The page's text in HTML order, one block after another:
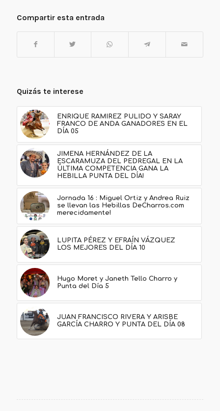
Compartir esta entrada
Quizás te interese
ENRIQUE RAMIREZ PULIDO Y SARAY
FRANCO DE ANDA GANADORES EN EL
DÍA 05
JIMENA HERNÁNDEZ DE LA
ESCARAMUZA DEL PEDREGAL EN LA
ÚLTIMA COMPETENCIA GANA LA
HEBILLA PUNTA DEL DÍA!
Jornada 16 : Miguel Ortiz y Andrea Ruiz
se llevan las Hebillas DeCharros.com
merecidamente!
LUPITA PÉREZ Y EFRAÍN VÁZQUEZ
LOS MEJORES DEL DÍA 10
Hugo Moret y Janeth Tello Charro y
Punta del Día 5
JUAN FRANCISCO RIVERA Y ARISBE
GARCÍA CHARRO Y PUNTA DEL DÍA 08